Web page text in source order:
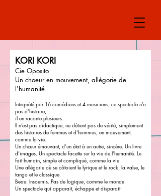
KORI KORI
Cie Oposito
Un choeur en mouvement, allégorie de
l'humanité
Interprété par 16 comédiens et 4 musiciens, ce spectacle n’a
pas d’histoire,
il en raconte plusieurs.
Il n’est pas didactique, ne détient pas de vérité, simplement
des histoires de femmes et d’hommes, en mouvement,
comme la vie.
Un chœur émouvant, d’un état à un autre, sincère. Un livre
d’images. Un spectacle facette sur la vie de l’humanité. Le
fait humain, simple et compliqué, comme la vie.
Une allégorie où se côtoient le lyrique et le rock, la valse, le
tango et le classique.
Beau. Insoumis. Pas de logique, comme le monde.
Un spectacle qui apparait, échappe et disparait.